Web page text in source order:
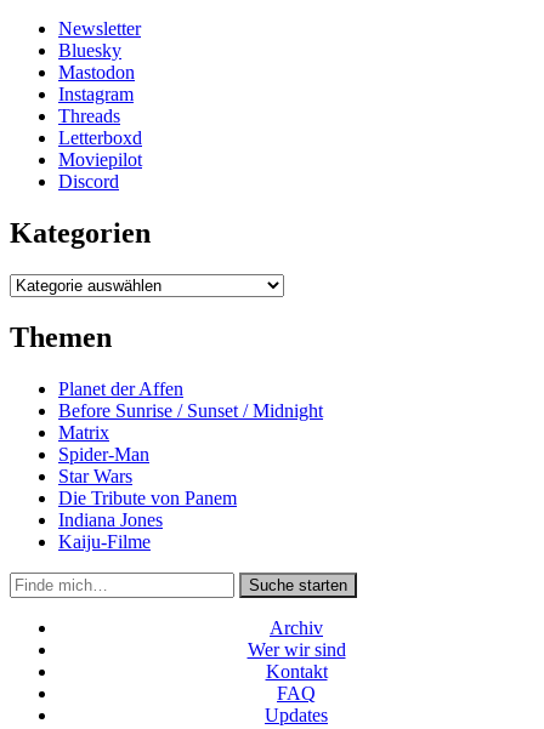
Newsletter
Bluesky
Mastodon
Instagram
Threads
Letterboxd
Moviepilot
Discord
Kategorien
Kategorien
Themen
Planet der Affen
Before Sunrise / Sunset / Midnight
Matrix
Spider-Man
Star Wars
Die Tribute von Panem
Indiana Jones
Kaiju-Filme
Suche
in
https://secondunit-
podcast.de/
Suche starten
Archiv
Wer wir sind
Kontakt
FAQ
Updates